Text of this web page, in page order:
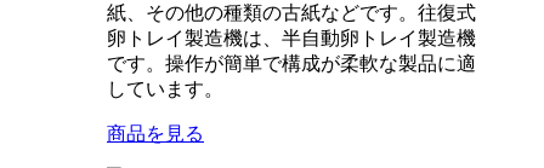
紙、その他の種類の古紙などです。往復式
卵トレイ製造機は、半自動卵トレイ製造機
です。操作が簡単で構成が柔軟な製品に適
しています。
商品を見る